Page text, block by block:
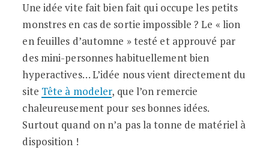
Un lion en feuilles d’automne à la
Une idée vite fait bien fait qui occupe les petits
monstres en cas de sortie impossible ? Le « lion
en feuilles d’automne » testé et approuvé par
des mini-personnes habituellement bien
hyperactives… L’idée nous vient directement du
site Tête à modeler, que l’on remercie
chaleureusement pour ses bonnes idées.
Surtout quand on n’a pas la tonne de matériel à
disposition !